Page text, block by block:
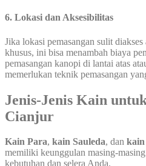
6. Lokasi dan Aksesibilitas
Jika lokasi pemasangan sulit
khusus, ini bisa menambah biaya
pemasangan kanopi di lantai atas
memerlukan teknik pemasangan
Jenis-Jenis Kain
Cianjur
Kain Para, kain Sauleda, dan kain
memiliki keunggulan masing-
kebutuhan dan selera Anda.